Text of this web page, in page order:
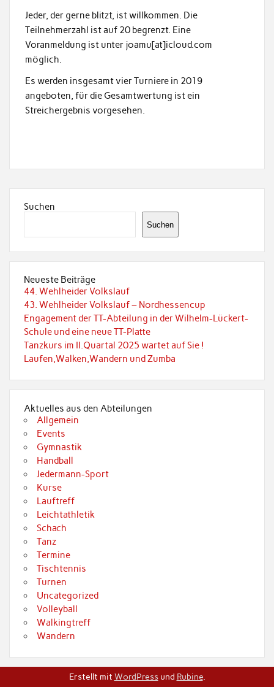
Jeder, der gerne blitzt, ist willkommen. Die
Teilnehmerzahl ist auf 20 begrenzt. Eine
Voranmeldung ist unter joamu[at]icloud.com
möglich.
Es werden insgesamt vier Turniere in 2019
angeboten, für die Gesamtwertung ist ein
Streichergebnis vorgesehen.
Suchen
Suchen
Neueste Beiträge
44. Wehlheider Volkslauf
43. Wehlheider Volkslauf – Nordhessencup
Engagement der TT-Abteilung in der Wilhelm-Lückert-
Schule und eine neue TT-Platte
Tanzkurs im II.Quartal 2025 wartet auf Sie !
Laufen,Walken,Wandern und Zumba
Aktuelles aus den Abteilungen
Allgemein
Events
Gymnastik
Handball
Jedermann-Sport
Kurse
Lauftreff
Leichtathletik
Schach
Tanz
Termine
Tischtennis
Turnen
Uncategorized
Volleyball
Walkingtreff
Wandern
Erstellt mit WordPressund Rubine.